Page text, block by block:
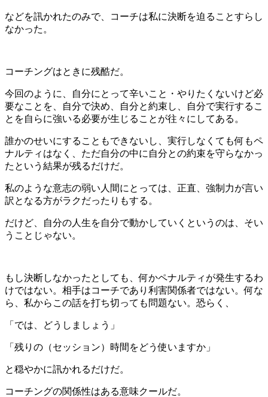
などを訊かれたのみで、コーチは私に決断を迫ることすらし
なかった。
コーチングはときに残酷だ。
今回のように、自分にとって辛いこと・やりたくないけど必
要なことを、自分で決め、自分と約束し、自分で実行するこ
とを自らに強いる必要が生じることが往々にしてある。
誰かのせいにすることもできないし、実行しなくても何もペ
ナルティはなく、ただ自分の中に自分との約束を守らなかっ
たという結果が残るだけだ。
私のような意志の弱い人間にとっては、正直、強制力が言い
訳となる方がラクだったりもする。
だけど、自分の人生を自分で動かしていくというのは、そい
うことじゃない。
もし決断しなかったとしても、何かペナルティが発生するわ
けではない。相手はコーチであり利害関係者ではない。何な
ら、私からこの話を打ち切っても問題ない。恐らく、
「では、どうしましょう」
「残りの（セッション）時間をどう使いますか」
と穏やかに訊かれるだけだ。
コーチングの関係性はある意味クールだ。